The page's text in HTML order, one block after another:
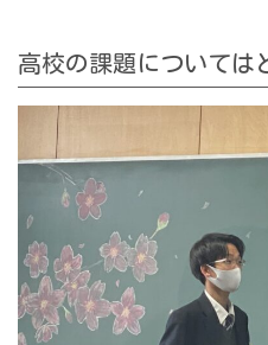
高校の課題については